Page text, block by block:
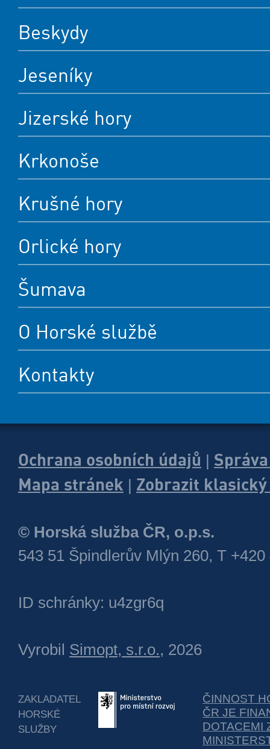
Beskydy
Jeseníky
Jizerské hory
Krkonoše
Krušné hory
Orlické hory
Šumava
O Horské službě
Kontakty
Ochrana osobních údajů |
Mapa stránek | Zobrazit
© Horská služba ČR, o.p.s.
543 51 Špindlerův Mlýn 260, T +420
ID schránky: u4zgr6q
Vyrobil Simopt, s.r.o., 2026
ZAKLADATEL
HORSKÉ
SLUŽBY
ČINNOST
ČR JE
DOTACEMI